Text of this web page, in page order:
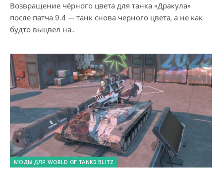
Возвращение чёрного цвета для танка «Дракула»
после патча 9.4 — танк снова черного цвета, а не как
будто выцвел на…
МОДЫ ДЛЯ WORLD OF TANKS BLITZ